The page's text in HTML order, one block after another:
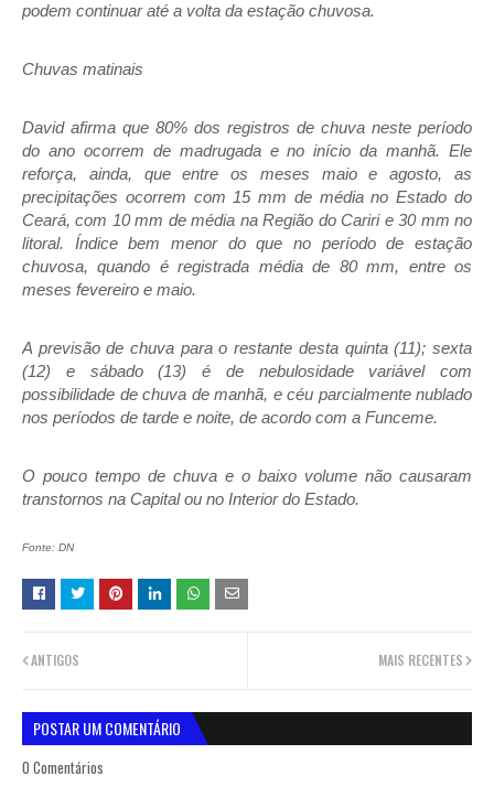
podem continuar até a volta da estação chuvosa.
Chuvas matinais
David afirma que 80% dos registros de chuva neste período
do ano ocorrem de madrugada e no início da manhã. Ele
reforça, ainda, que entre os meses maio e agosto, as
precipitações ocorrem com 15 mm de médiano Estado do
Ceará, com 10 mm de média na Região do Cariri e30 mm no
litoral. Índice bem menor do que no período de estação
chuvosa, quando é registrada média de 80 mm, entre os
meses fevereiro e maio.
A previsão de chuva para o restante desta quinta (11); sexta
(12) e sábado (13) é de nebulosidade variável com
possibilidade de chuva de manhã, e céu parcialmente nublado
nos períodos de tarde e noite, de acordo com a Funceme.
O pouco tempo de chuva e o baixo volume não causaram
transtornos na Capital ou no Interior do Estado.
Fonte: DN
MAIS RECENTES
ANTIGOS
POSTAR UM COMENTÁRIO
0 Comentários